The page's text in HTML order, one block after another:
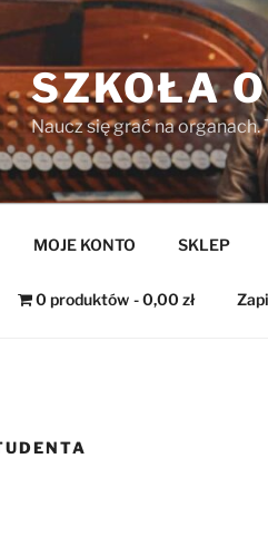
SZKOŁA
Naucz się grać na organach.
MOJE KONTO SKLEP
0 produktów 0,00 zł